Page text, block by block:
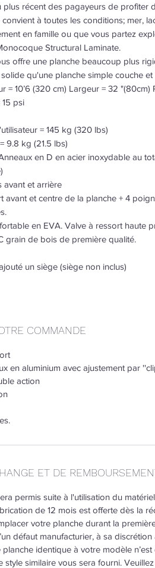
plus récent des pagayeurs de profiter
à toutes les conditions; mer,
en famille ou que vous partez
Structural Laminate.
offre une planche beaucoup plus
qu'une planche simple couche
= 10’6 (320 cm) Largeur = 32 "(80cm)
15 psi
= 145 kg (320 lbs)
9.8 kg (21.5 lbs)
en D en acier inoxydable au
avant et arrière
avant et centre de la planche + 4
en EVA. Valve à ressort haute
grain de bois de première qualité.
un siège (siège non inclus)
COMMANDE
en aluminium avec ajustement par
action
ET DE
permis suite à l'utilisation du
de 12 mois est offerte dès la
votre planche durant la
défaut manufacturier, à sa
planche identique à votre modèle
style similaire vous sera fourni.